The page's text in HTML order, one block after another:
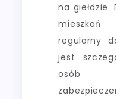
na giełdzie.
mieszkań
regularny
jest
osób